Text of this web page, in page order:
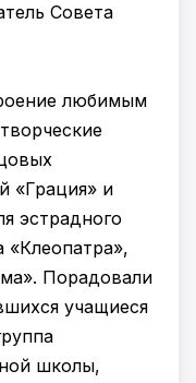
Совета
любимым
«Грация» и
эстрадного
«Клеопатра»,
Порадовали
учащиеся
школы,